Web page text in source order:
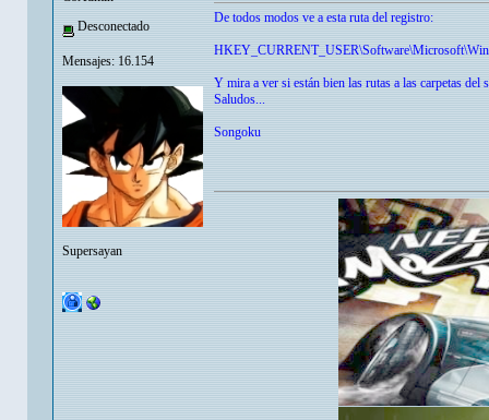
Desconectado
Mensajes: 16.154
Supersayan
De todos modos ve a esta ruta del registro:
Y mira a ver si están bien las rutas a las carpetas
Saludos...
Songoku